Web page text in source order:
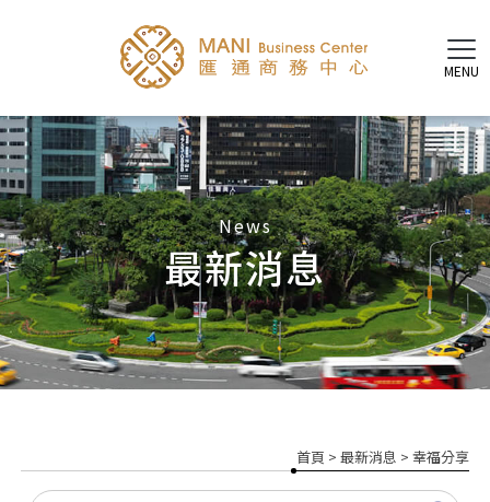
最新消息
首頁 >最新消息 >幸福分享